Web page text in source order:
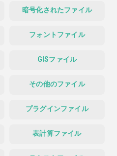
暗号化されたファイル
フォントファイル
GISファイル
その他のファイル
プラグインファイル
表計算ファイル